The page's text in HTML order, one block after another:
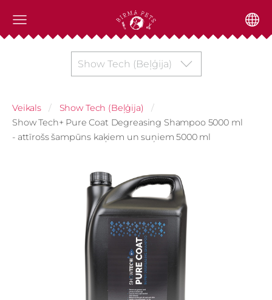
Show Tech (Beļģija)
Veikals
Show Tech (Beļģija)
Show Tech+ Pure Coat Degreasing Shampoo 5000 ml
- attīrošs šampūns kaķiem un suņiem 5000 ml